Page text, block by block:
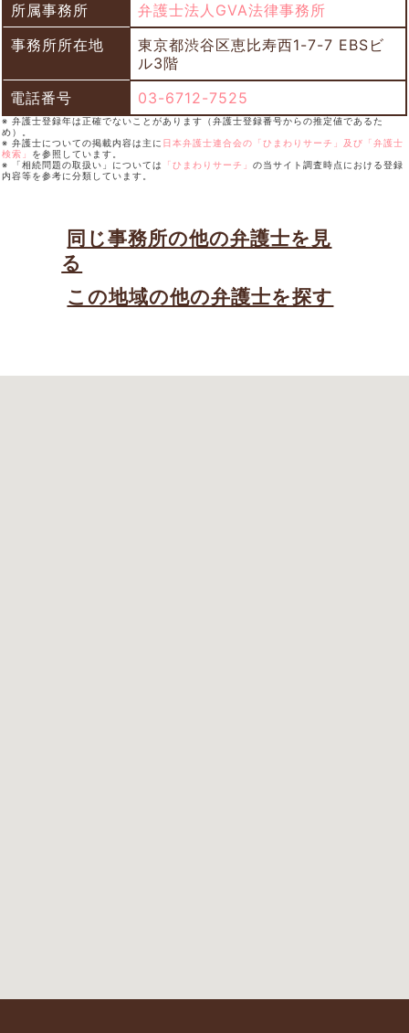
所属事務所
弁護士法人GVA法律事務所
事務所所在地
東京都渋谷区恵比寿西1-7-7 EBSビ
ル3階
電話番号
03-6712-7525
※ 弁護士登録年は正確でないことがあります（弁護士登録番号からの推定値であるた
め）。
※ 弁護士についての掲載内容は主に 日本弁護士連合会の「ひまわりサーチ」及び「弁護士
検索」 を参照しています。
※ 「相続問題の取扱い」については
「ひまわりサーチ」 の当サイト調査時点における登録
内容等を参考に分類しています。
同じ事務所の他の弁護士を見
る
この地域の他の弁護士を探す